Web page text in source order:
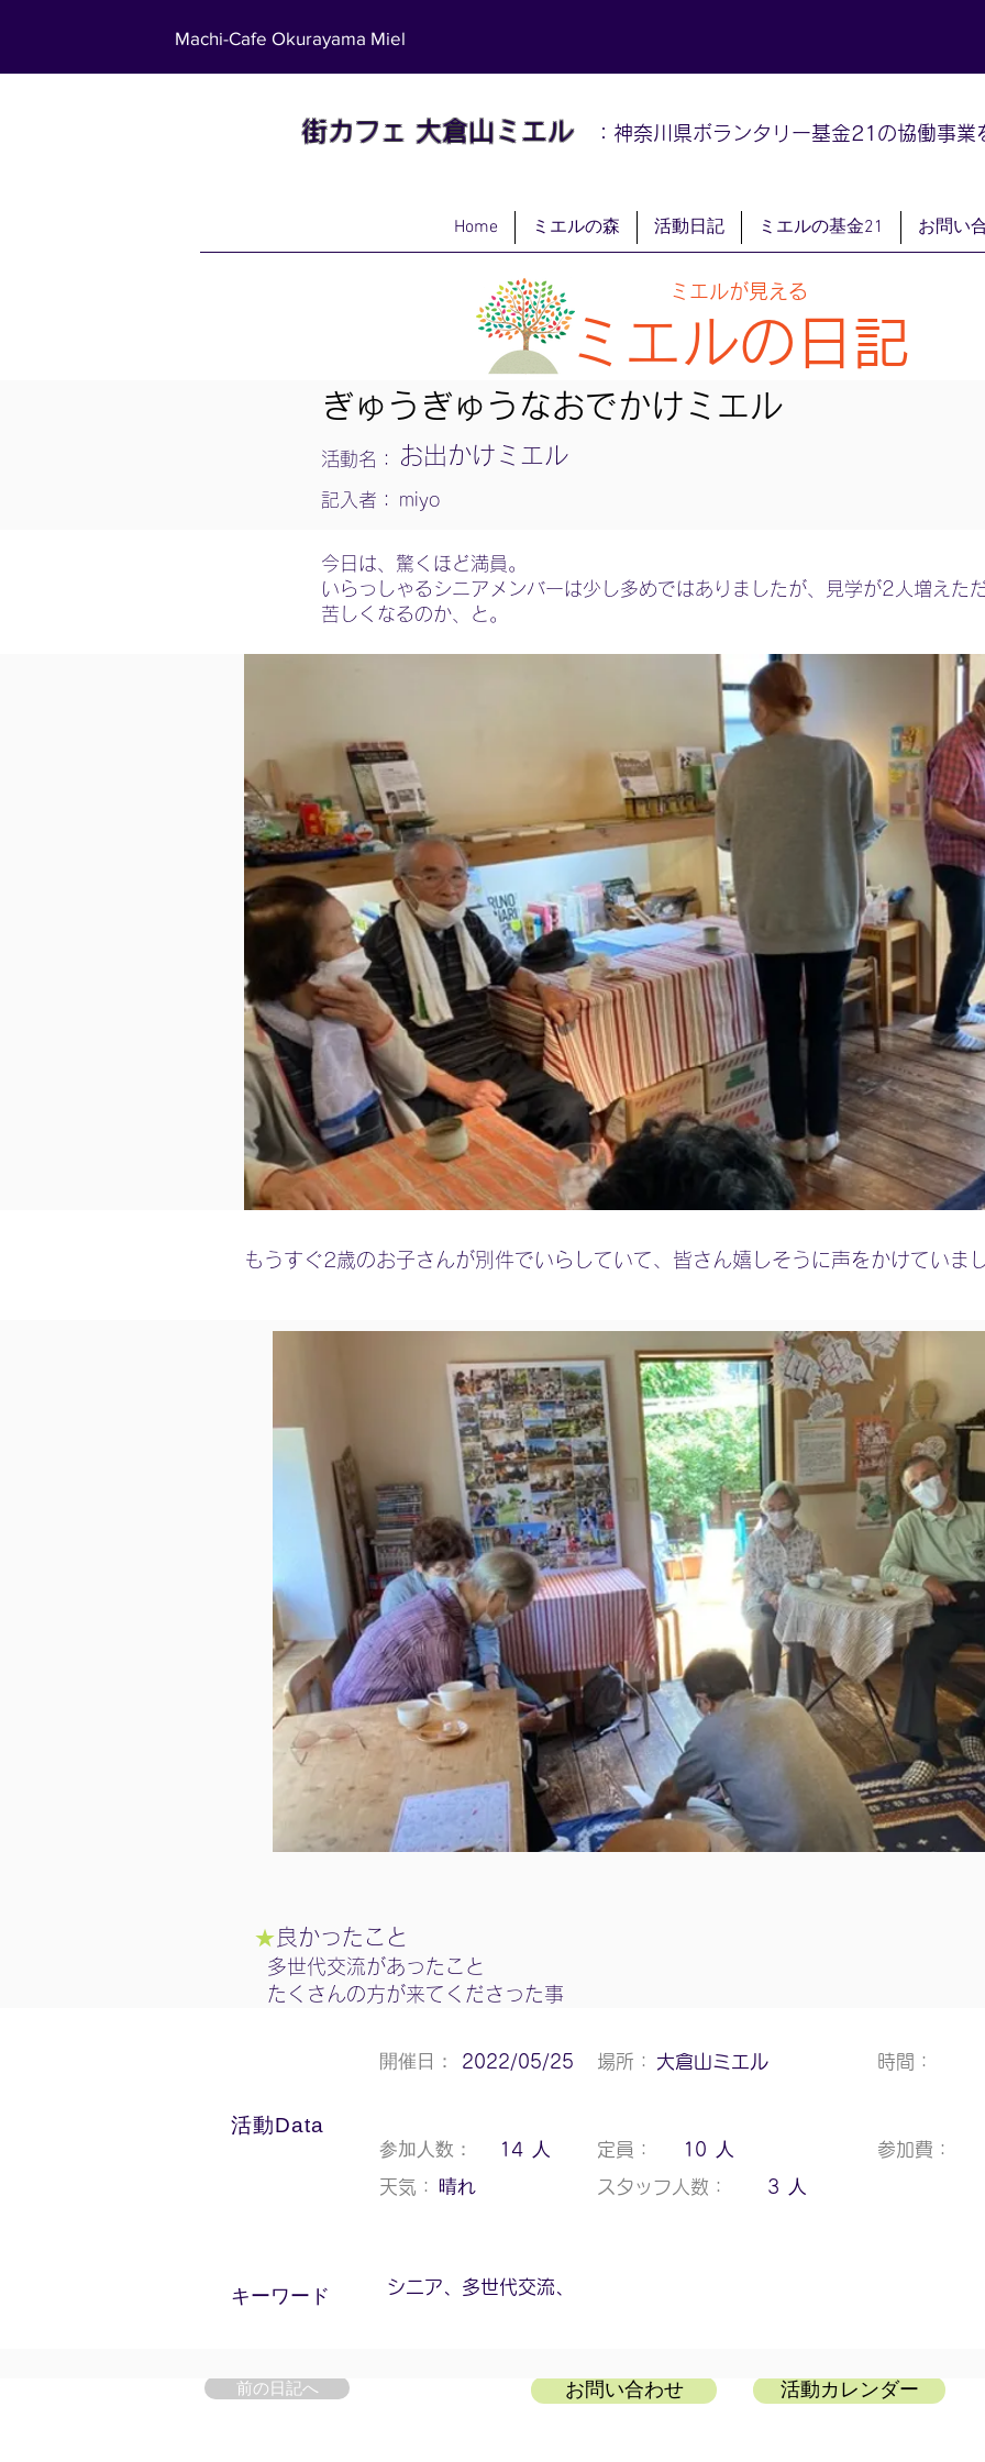
Machi-Cafe Okurayama Miel
街カフェ 大倉山 ミエル：神奈川県ボランタリー基金21の協働事業
Home ミエルの森 活動日記 ミエルの基金21 お問い
ミエルが見える
ミエルの日記
ぎゅうぎゅうなおでかけミエル
活動名： お出かけミエル
記入者： miyo
今日は、驚くほど満員。
いらっしゃるシニアメンバーは少し多めではありましたが、見学が2人増えた
苦しくなるのか、と。
もうすぐ2歳のお子さんが別件でいらしていて、皆さん嬉しそうに声をかけていま
★ 良かったこと
多世代交流があったこと
たくさんの方が来てくださった事
開催日： 2022/05/25 場所： 大倉山ミエル 時間：
活動Data
参加人数： 14 人
天気： 晴れ
定員： 10 人
スタッフ人数： 3 人
参加費：
​キーワード シニア、多世代交流、
前の日記へ お問い合わせ 活動カレンダー